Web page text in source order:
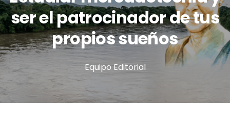
ser el patrocinador de tus
propios sueños
Equipo Editorial